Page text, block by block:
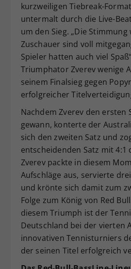
kurzweiligen Tiebreak-
untermalt durch die Live-
um den Sieg. „Die
Zuschauer sind voll
Spieler hatten auch viel
Triumphator Zverev wenige
seinem Finalsieg gegen
erfolgreicher
Nachdem Zverev den ersten
gewann, konterte der
sich den zweiten Satz und
entscheidenden Satz mit 4:1
Zverev packte in diesem
Aufschläge aus, servierte
und krönte sich damit zum
Folge zum König von Red
diesem Triumph ist der
Deutschland bei der vierten
innovativen Tennisturniers
der seinen Titel erfolgreich